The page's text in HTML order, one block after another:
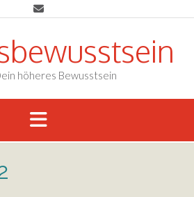
höheres Bewusstsein